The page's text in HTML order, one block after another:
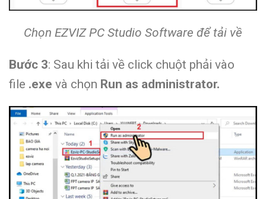
Chọn EZVIZ PC Studio Software để tải về
Bước 3: Sau khi tải về click chuột phải vào
file .exe và chọn Run as administrator.